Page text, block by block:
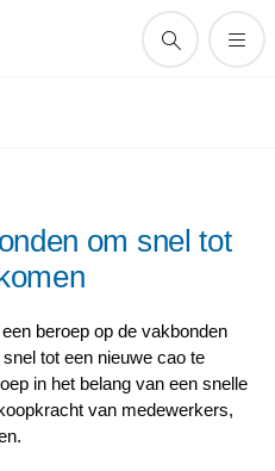
om snel tot
beroep op de vakbonden
tot een nieuwe cao te
in het belang van een snelle
van medewerkers,